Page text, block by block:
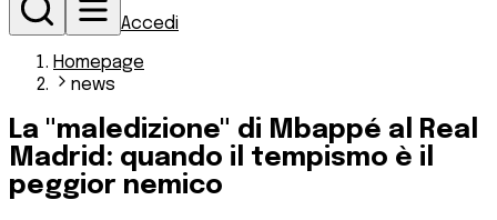
Accedi
Homepage
news
La "maledizione" di Mbappé al Real
Madrid: quando il tempismo è il
peggior nemico